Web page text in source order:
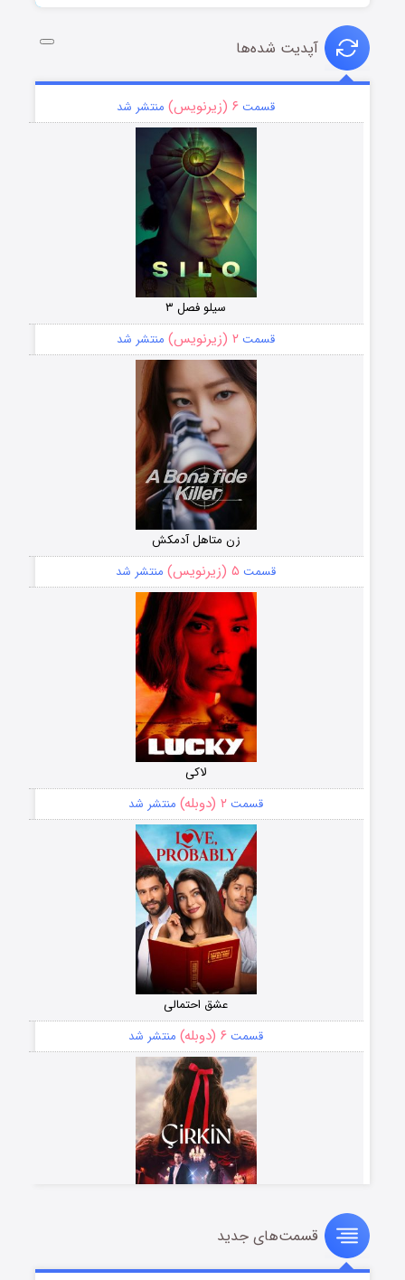
آپدیت شده‌ها
قسمت ۶ (زیرنویس) منتشر شد
سیلو فصل ۳
قسمت ۲ (زیرنویس) منتشر شد
زن متاهل آدمکش
قسمت ۵ (زیرنویس) منتشر شد
لاکی
قسمت ۲ (دوبله) منتشر شد
عشق احتمالی
قسمت ۶ (دوبله) منتشر شد
سریال زشت
قسمت۵ (زیرنویس) منتشر شد
قسمت‌های جدید